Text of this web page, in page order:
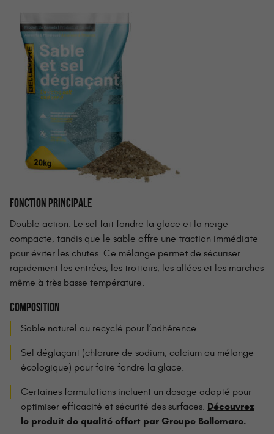
FONCTION PRINCIPALE
Double action. Le sel fait fondre la glace et la neige
compacte, tandis que le sable offre une traction immédiate
pour éviter les chutes. Ce mélange permet de sécuriser
rapidement les entrées, les trottoirs, les allées et les marches
même à très basse température.
COMPOSITION
Sable naturel ou recyclé pour l’adhérence.
Sel déglaçant (chlorure de sodium, calcium ou mélange
écologique) pour faire fondre la glace.
Certaines formulations incluent un dosage adapté pour
optimiser efficacité et sécurité des surfaces. Découvrez
le produit de qualité offert par Groupe Bellemare.